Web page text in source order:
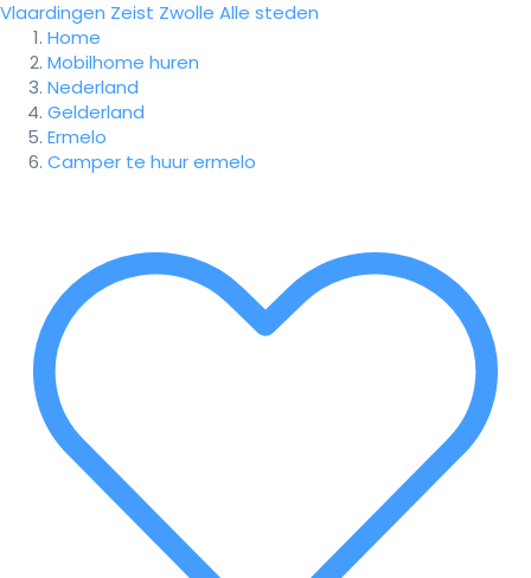
Vlaardingen Zeist Zwolle Alle steden
Home
Mobilhome huren
Nederland
Gelderland
Ermelo
Camper te huur ermelo